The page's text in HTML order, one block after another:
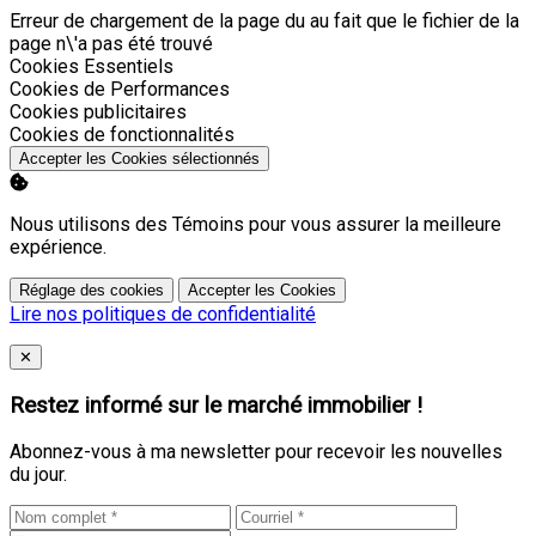
Erreur de chargement de la page du au fait que le fichier de la
page n\'a pas été trouvé
Activer
Cookies Essentiels
Activer
Cookies de Performances
Activer
Cookies publicitaires
Activer
Cookies de fonctionnalités
Accepter les Cookies sélectionnés
Nous utilisons des Témoins pour vous assurer la meilleure
expérience.
Réglage des cookies Accepter les Cookies
Lire nos politiques de confidentialité
Close
✕
Restez informé sur le marché immobilier !
Abonnez-vous à ma newsletter pour recevoir les nouvelles
du jour.